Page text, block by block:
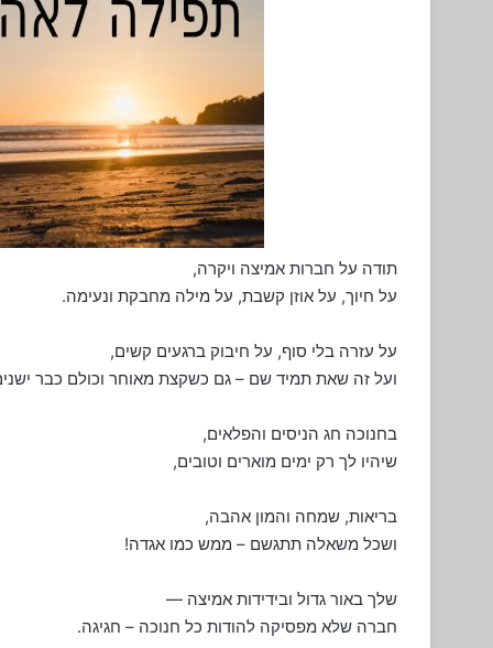
תודה על חברות אמיצה ויקרה,
על חיוך, על אוזן קשבת, על מילה מחבקת ונעימה.
על עזרה בלי סוף, על חיבוק ברגעים קשים,
ועל זה שאת תמיד שם – גם כשקצת מאוחר וכולם כבר
בחנוכה חג הניסים והפלאים,
שיהיו לך רק ימים מוארים וטובים,
בריאות, שמחה והמון אהבה,
ושכל משאלה תתגשם – ממש כמו אגדה!
שלך באור גדול ובידידות אמיצה —
חברה שלא מפסיקה להודות כל חנוכה – חגיגה.